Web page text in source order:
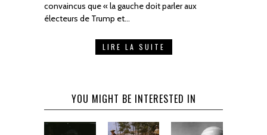
convaincus que « la gauche doit parler aux
électeurs de Trump et…
LIRE LA SUITE
YOU MIGHT BE INTERESTED IN